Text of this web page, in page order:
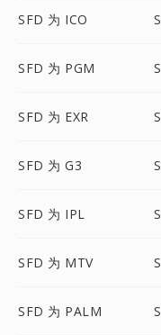
SFD 为 ICO
SFD 为 PGM
SFD 为 EXR
SFD 为 G3
SFD 为 IPL
SFD 为 MTV
SFD 为 PALM